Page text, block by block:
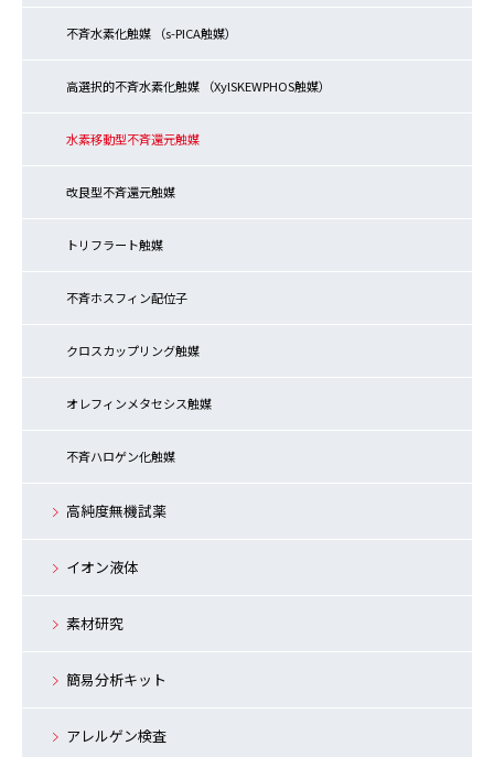
不斉水素化触媒 （s-PICA触媒）
高選択的不斉水素化触媒 （XylSKEWPHOS触媒）
水素移動型不斉還元触媒
改良型不斉還元触媒
トリフラート触媒
不斉ホスフィン配位子
クロスカップリング触媒
オレフィンメタセシス触媒
不斉ハロゲン化触媒
高純度無機試薬
イオン液体
素材研究
簡易分析キット
アレルゲン検査